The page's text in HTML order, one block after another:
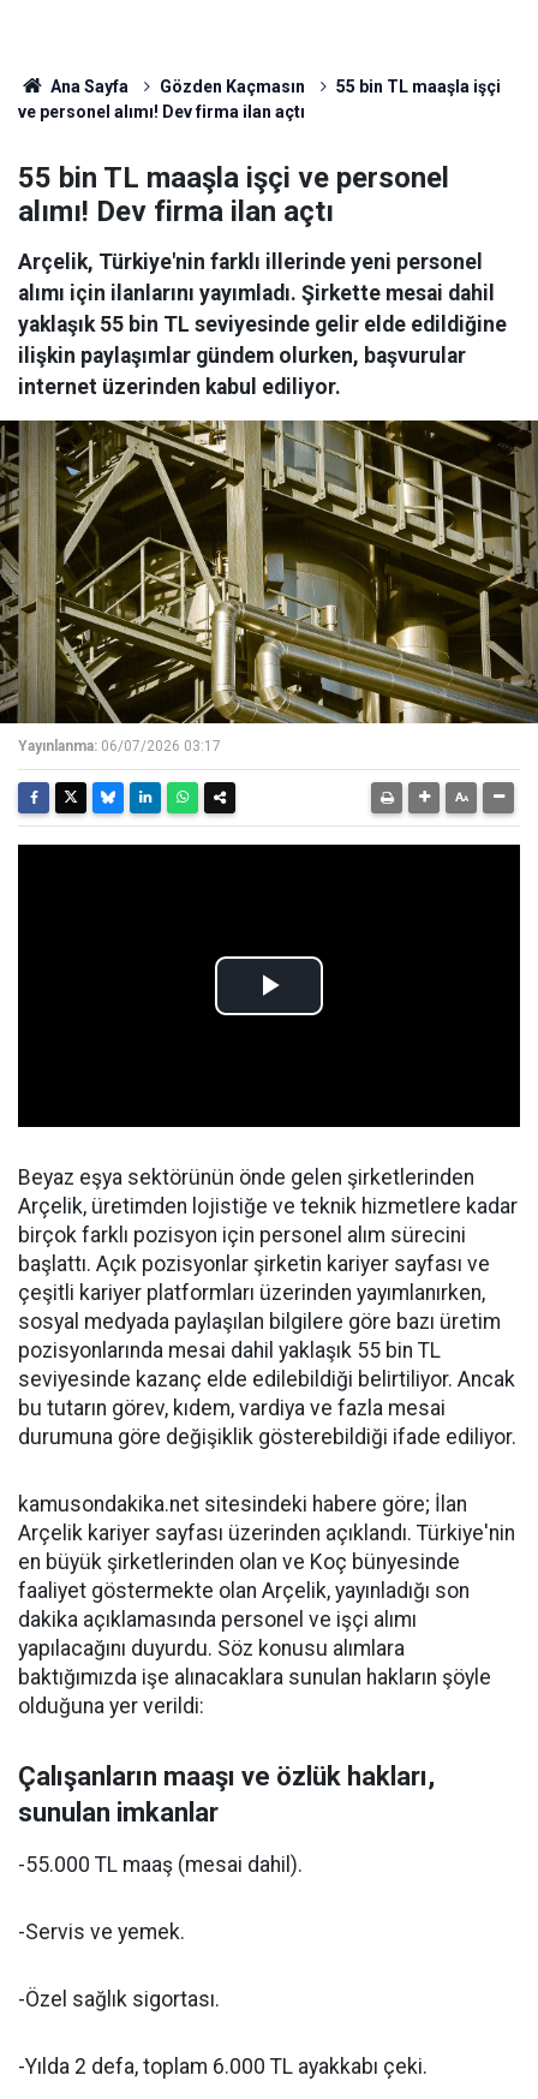
Ana Sayfa Gözden Kaçmasın
55 bin TL maaşla işçi
ve personel alımı! Dev firma ilan açtı
55 bin TL maaşla işçi ve personel
alımı! Dev firma ilan açtı
Arçelik, Türkiye'nin farklı illerinde yeni personel
alımı için ilanlarını yayımladı. Şirkette mesai dahil
yaklaşık 55 bin TL seviyesinde gelir elde edildiğine
ilişkin paylaşımlar gündem olurken, başvurular
internet üzerinden kabul ediliyor.
Yayınlanma: 06/07/2026 03:17
Beyaz eşya sektörünün önde gelen şirketlerinden
Arçelik, üretimden lojistiğe ve teknik hizmetlere kadar
birçok farklı pozisyon için personel alım sürecini
başlattı. Açık pozisyonlar şirketin kariyer sayfası ve
çeşitli kariyer platformları üzerinden yayımlanırken,
sosyal medyada paylaşılan bilgilere göre bazı üretim
pozisyonlarında mesai dahil yaklaşık 55 bin TL
seviyesinde kazanç elde edilebildiği belirtiliyor. Ancak
bu tutarın görev, kıdem, vardiya ve fazla mesai
durumuna göre değişiklik gösterebildiği ifade ediliyor.
kamusondakika.net sitesindeki habere göre; İlan
Arçelik kariyer sayfası üzerinden açıklandı. Türkiye'nin
en büyük şirketlerinden olan ve Koç bünyesinde
faaliyet göstermekte olan Arçelik, yayınladığı son
dakika açıklamasında personel ve işçi alımı
yapılacağını duyurdu. Söz konusu alımlara
baktığımızda işe alınacaklara sunulan hakların şöyle
olduğuna yer verildi:
Çalışanların maaşı ve özlük hakları,
sunulan imkanlar
-55.000 TL maaş (mesai dahil).
-Servis ve yemek.
-Özel sağlık sigortası.
-Yılda 2 defa, toplam 6.000 TL ayakkabı çeki.